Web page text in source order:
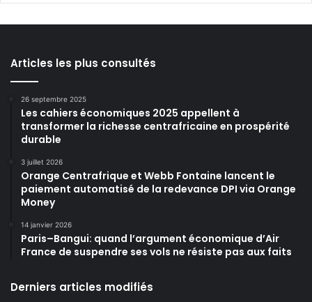
Articles les plus consultés
26 septembre 2025
Les cahiers économiques 2025 appellent à
transformer la richesse centrafricaine en prospérité
durable
3 juillet 2026
Orange Centrafrique et Webb Fontaine lancent le
paiement automatisé de la redevance DPI via Orange
Money
14 janvier 2026
Paris–Bangui: quand l’argument économique d’Air
France de suspendre ses vols ne résiste pas aux faits
Derniers articles modifiés